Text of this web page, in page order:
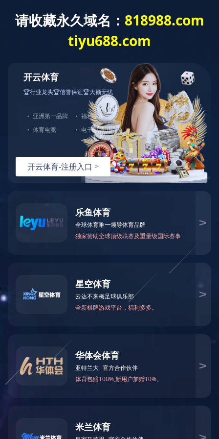
产品中心
电动球阀
电动三片式丝口球阀
18066444555
服务中心
开云(中
国)
下载中心